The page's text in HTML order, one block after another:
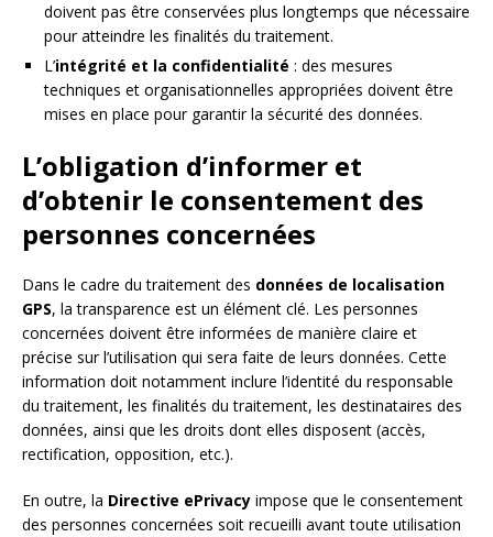
doivent pas être conservées plus longtemps que nécessaire
pour atteindre les finalités du traitement.
L’intégrité et la confidentialité : des mesures
techniques et organisationnelles appropriées doivent être
mises en place pour garantir la sécurité des données.
L’obligation d’informer et
d’obtenir le consentement des
personnes concernées
Dans le cadre du traitement des données de localisation
GPS, la transparence est un élément clé. Les personnes
concernées doivent être informées de manière claire et
précise sur l’utilisation qui sera faite de leurs données. Cette
information doit notamment inclure l’identité du responsable
du traitement, les finalités du traitement, les destinataires des
données, ainsi que les droits dont elles disposent (accès,
rectification, opposition, etc.).
En outre, la Directive ePrivacy impose que le consentement
des personnes concernées soit recueilli avant toute utilisation